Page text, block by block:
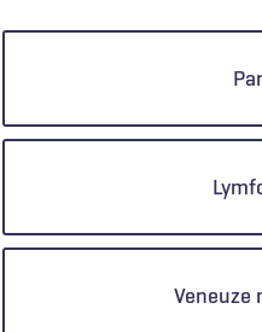
Keuzen
Veneuze